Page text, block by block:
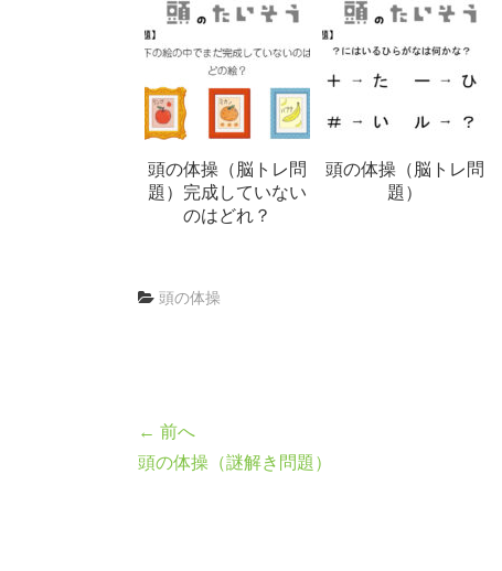
頭の体操（脳トレ問
題）完成していない
のはどれ？
頭の体操（脳トレ問
題）
頭の体操
← 前へ
頭の体操（謎解き問題）